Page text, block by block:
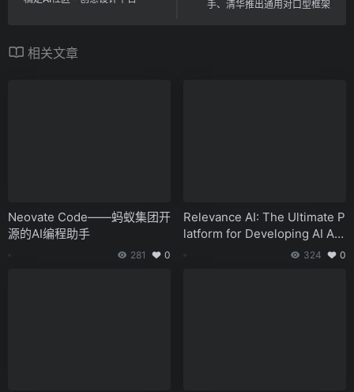
手、清华推出通用对口型框架
相关文章
Neovate Code——蚂蚁集团开
源的AI编程助手
281 0
Relevance AI: The Ultimate P
latform for Developing AI Ap
plications, Building and Mana
324 0